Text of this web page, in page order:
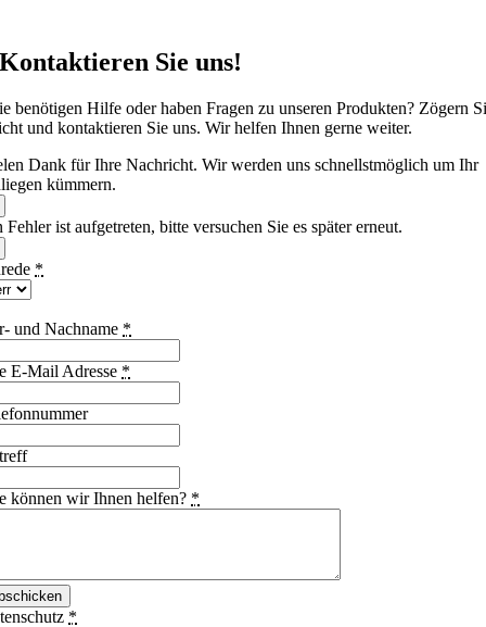
Kontaktieren Sie uns!
benötigen Hilfe oder haben Fragen zu unseren Produkten? Zögern
und kontaktieren Sie uns. Wir helfen Ihnen gerne weiter.
Dank für Ihre Nachricht. Wir werden uns schnellstmöglich um Ihr
kümmern.
Fehler ist aufgetreten, bitte versuchen Sie es später erneut.
*
und Nachname *
E-Mail Adresse *
können wir Ihnen helfen? *
*